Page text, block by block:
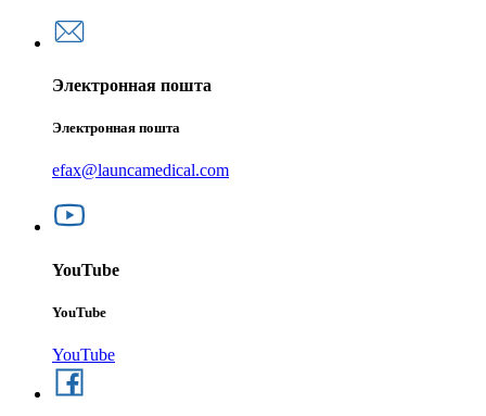
Электронная пошта
Электронная пошта
efax@launcamedical.com
YouTube
YouTube
YouTube